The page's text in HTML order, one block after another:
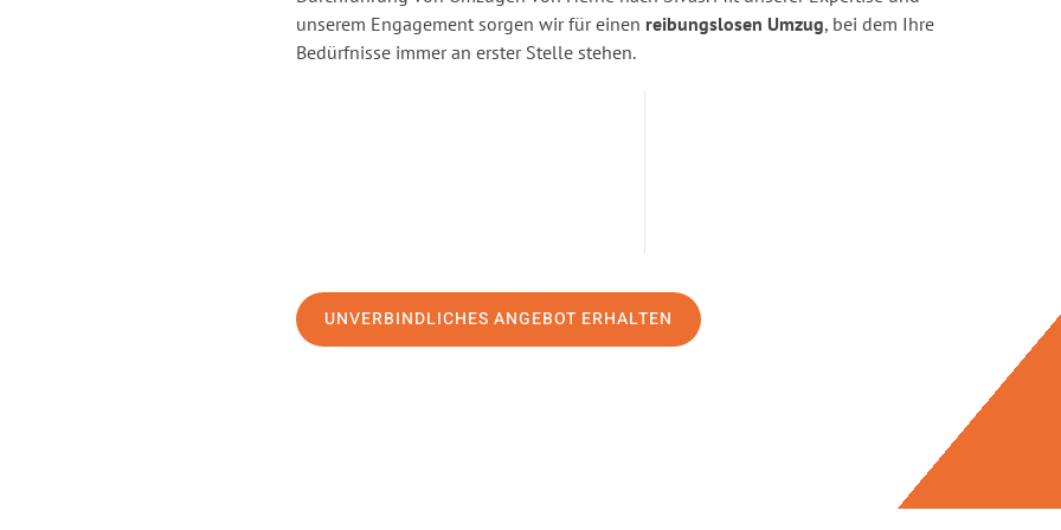
unserem Engagement sorgen wir für einen reibungslosen Umzug, bei dem Ihre
Bedürfnisse immer an erster Stelle stehen.
UNVERBINDLICHES ANGEBOT ERHALTEN